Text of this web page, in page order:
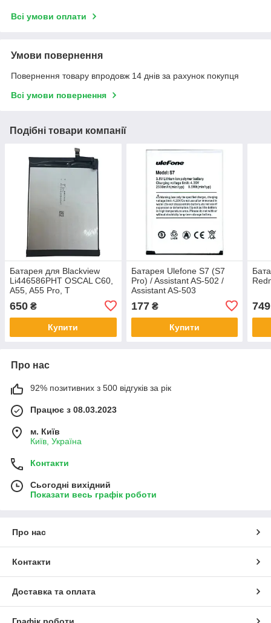
Всі умови оплати
Умови повернення
Повернення товару впродовж 14 днів за рахунок покупця
Всі умови повернення
Подібні товари компанії
Батарея для Blackview
Li446586PHT OSCAL C60,
A55, A55 Pro, T
650 ₴
Купити
Батарея Ulefone S7 (S7
Pro) / Assistant AS-502 /
Assistant AS-503
177₴
Купити
749
Про нас
92% позитивних з 500 відгуків за рік
Працює з 08.03.2023
м. Київ
Київ, Україна
Контакти
Сьогодні вихідний
Показати весь графік роботи
Про нас
Контакти
Доставка та оплата